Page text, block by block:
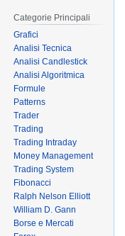
Categorie Principali
Grafici
Analisi Tecnica
Analisi Candlestick
Analisi Algoritmica
Formule
Patterns
Trader
Trading
Trading Intraday
Money Management
Trading System
Fibonacci
Ralph Nelson Elliott
William D. Gann
Borse e Mercati